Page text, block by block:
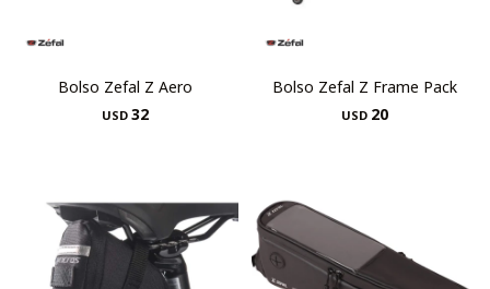
Bolso Zefal Z Aero
USD 32
Bolso Zefal Z Frame Pack
USD 20